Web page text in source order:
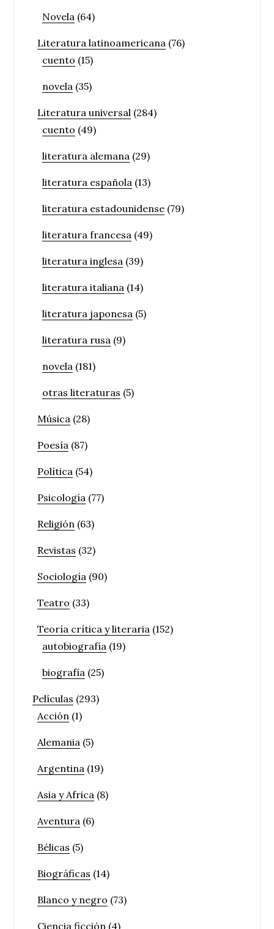
Novela (64)
Literatura latinoamericana (76)
cuento (15)
novela (35)
Literatura universal (284)
cuento (49)
literatura alemana (29)
literatura española (13)
literatura estadounidense (79)
literatura francesa (49)
literatura inglesa (39)
literatura italiana (14)
literatura japonesa (5)
literatura rusa (9)
novela (181)
otras literaturas (5)
Música (28)
Poesía (87)
Política (54)
Psicología (77)
Religión (63)
Revistas (32)
Sociología (90)
Teatro (33)
Teoría crítica y literaria (152)
autobiografía (19)
biografía (25)
Películas (293)
Acción (1)
Alemania (5)
Argentina (19)
Asia y Africa (8)
Aventura (6)
Bélicas (5)
Biográficas (14)
Blanco y negro (73)
Ciencia ficción (4)